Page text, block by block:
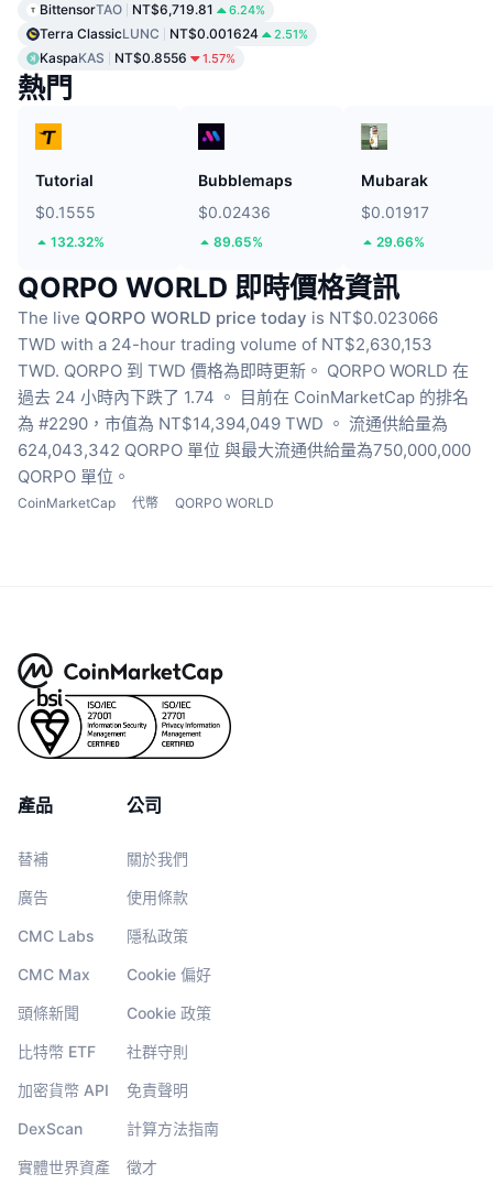
BittensorTAO NT$6,719.81 6.24%
Terra ClassicLUNC NT$0.001624 2.51%
KaspaKAS NT$0.8556 1.57%
熱門
Tutorial
$0.1555
132.32%
Bubblemaps
$0.02436
89.65%
Mubarak
$0.01917
29.66%
QORPO WORLD 即時價格資訊
The live QORPO WORLD price today is NT$0.023066
TWD with a 24-hour trading volume of NT$2,630,153
TWD. QORPO 到 TWD 價格為即時更新。 QORPO WORLD 在
過去 24 小時內下跌了 1.74 。 目前在 CoinMarketCap 的排名
為 #2290，市值為 NT$14,394,049 TWD 。 流通供給量為
624,043,342 QORPO 單位 與最大流通供給量為750,000,000
QORPO 單位。
CoinMarketCap 代幣 QORPO WORLD
產品
替補
廣告
CMC Labs
CMC Max
頭條新聞
比特幣 ETF
加密貨幣 API
DexScan
實體世界資產
公司
關於我們
使用條款
隱私政策
Cookie 偏好
Cookie 政策
社群守則
免責聲明
計算方法指南
徵才